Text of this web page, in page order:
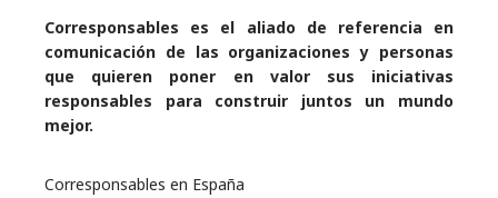
Corresponsables es el aliado de referencia en
comunicación de las organizaciones y personas
que quieren poner en valor sus iniciativas
responsables para construir juntos un mundo
mejor.
Corresponsables en España